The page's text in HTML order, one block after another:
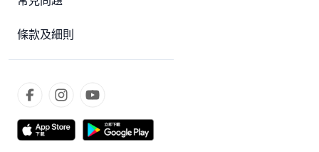
條款及細則